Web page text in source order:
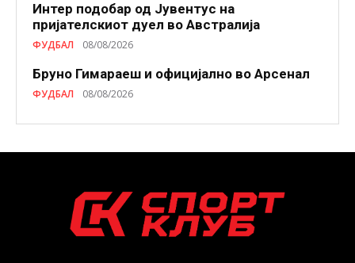
Интер подобар од Јувентус на
пријателскиот дуел во Австралија
ФУДБАЛ 08/08/2026
Бруно Гимараеш и официјално во Арсенал
ФУДБАЛ 08/08/2026